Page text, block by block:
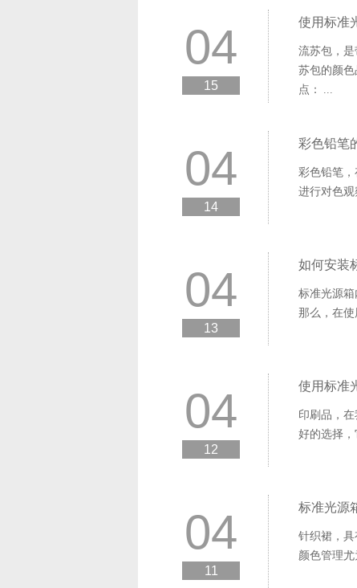
04
15
使用标准
流苏包，是
苏包的颜色
点： ...
04
14
彩色铅笔
彩色铅笔，
进行对色
04
13
如何安装
标准光源箱
那么，在
04
12
使用标准
印刷品，在
好的选择，
04
11
标准光源
针织裙，具
颜色管理